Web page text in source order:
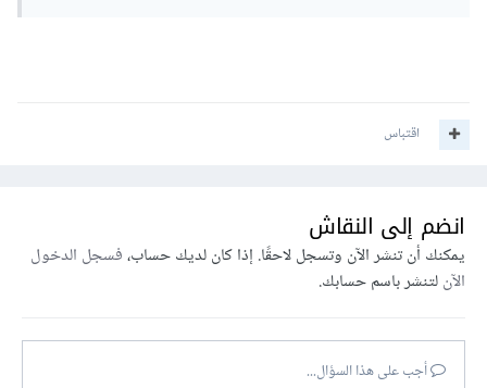
اقتباس
انضم إلى النقاش
يمكنك أن تنشر الآن وتسجل لاحقًا. إذا كان لديك حساب،فسجل الدخول
الآنلتنشر باسم حسابك.
أجب على هذا السؤال...